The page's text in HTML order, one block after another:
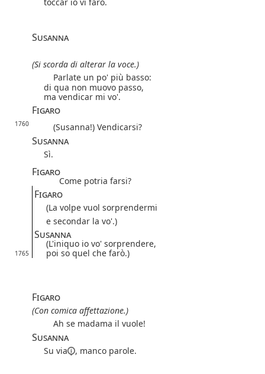
Susanna
(Si scorda di alterar la voce.)
Parlate un po' più basso:
di qua non muovo passo,
ma vendicar mi vo'.
Figaro
1760 (Susanna!) Vendicarsi?
Susanna
Sì.
Figaro
Come potria farsi?
Figaro
(La volpe vuol sorprendermi
e secondar la vo'.)
Susanna
(L'iniquo io vo' sorprendere,
1765 poi so quel che farò.)
Figaro
(Con comica affettazione.)
Ah se madama il vuole!
Susanna
Su via , manco parole.